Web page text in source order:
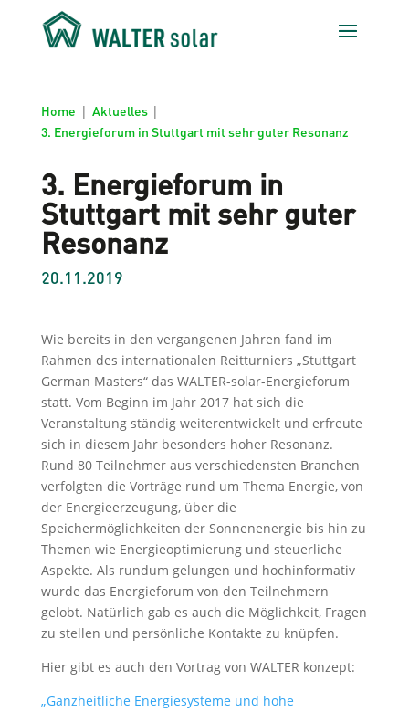
Home | Aktuelles |
3. Energieforum in Stuttgart mit sehr guter Resonanz
3. Energieforum in
Stuttgart mit sehr guter
Resonanz
20.11.2019
Wie bereits in den vergangenen Jahren fand im
Rahmen des internationalen Reitturniers „Stuttgart
German Masters“ das WALTER-solar-Energieforum
statt. Vom Beginn im Jahr 2017 hat sich die
Veranstaltung ständig weiterentwickelt und erfreute
sich in diesem Jahr besonders hoher Resonanz.
Rund 80 Teilnehmer aus verschiedensten Branchen
verfolgten die Vorträge rund um Thema Energie, von
der Energieerzeugung, über die
Speichermöglichkeiten der Sonnenenergie bis hin zu
Themen wie Energieoptimierung und steuerliche
Aspekte. Als rundum gelungen und hochinformativ
wurde das Energieforum von den Teilnehmern
gelobt. Natürlich gab es auch die Möglichkeit, Fragen
zu stellen und persönliche Kontakte zu knüpfen.
Hier gibt es auch den Vortrag von WALTER konzept:
„Ganzheitliche Energiesysteme und hohe